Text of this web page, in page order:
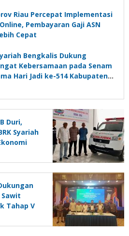
Riau Percepat Implementasi
Online, Pembayaran Gaji ASN
Cepat
Bengkalis Dukung
Kebersamaan pada Senam
Hari Jadi ke-514 Kabupaten
Duri,
Syariah
Tahap V